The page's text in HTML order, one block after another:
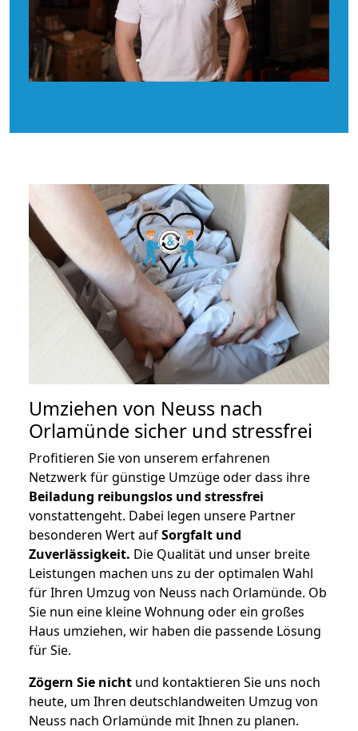
Umziehen von Neuss nach
Orlamünde sicher und stressfrei
Profitieren Sie von unserem erfahrenen
Netzwerk für günstige Umzüge oder dass ihre
Beiladung reibungslos und stressfrei
vonstattengeht. Dabei legen unsere Partner
besonderen Wert aufSorgfalt und
Zuverlässigkeit. Die Qualität und unser breite
Leistungen machen uns zu der optimalen Wahl
für Ihren Umzug von Neuss nach Orlamünde. Ob
Sie nun eine kleine Wohnung oder ein großes
Haus umziehen, wir haben die passende Lösung
für Sie.
Zögern Sie nicht und kontaktieren Sie uns noch
heute, um Ihren deutschlandweiten Umzug von
Neuss nach Orlamünde mit Ihnen zu planen.